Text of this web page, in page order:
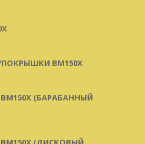
BM150X
(БАРАБАННЫЙ